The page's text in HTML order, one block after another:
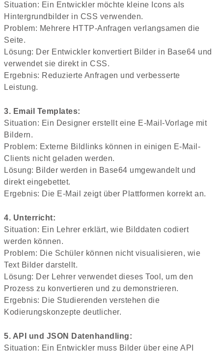
Situation: Ein Entwickler möchte kleine Icons als
Hintergrundbilder in CSS verwenden.
Problem: Mehrere HTTP-Anfragen verlangsamen die
Seite.
Lösung: Der Entwickler konvertiert Bilder in Base64 und
verwendet sie direkt in CSS.
Ergebnis: Reduzierte Anfragen und verbesserte
Leistung.
3. Email Templates:
Situation: Ein Designer erstellt eine E-Mail-Vorlage mit
Bildern.
Problem: Externe Bildlinks können in einigen E-Mail-
Clients nicht geladen werden.
Lösung: Bilder werden in Base64 umgewandelt und
direkt eingebettet.
Ergebnis: Die E-Mail zeigt über Plattformen korrekt an.
4. Unterricht:
Situation: Ein Lehrer erklärt, wie Bilddaten codiert
werden können.
Problem: Die Schüler können nicht visualisieren, wie
Text Bilder darstellt.
Lösung: Der Lehrer verwendet dieses Tool, um den
Prozess zu konvertieren und zu demonstrieren.
Ergebnis: Die Studierenden verstehen die
Kodierungskonzepte deutlicher.
5. API und JSON Datenhandling:
Situation: Ein Entwickler muss Bilder über eine API